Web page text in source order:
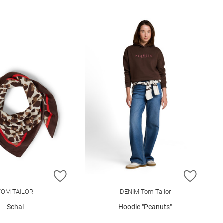
HINZUFÜGEN
TAILOR
Schal
ZUR
DENIM Tom Tailor
Hoodie "Peanuts"